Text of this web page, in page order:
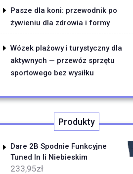
Pasze dla koni: przewodnik po
żywieniu dla zdrowia i formy
Wózek plażowy i turystyczny dla
aktywnych — przewóz sprzętu
sportowego bez wysiłku
Produkty
Dare 2B Spodnie Funkcyjne
Tuned In Ii Niebieskim
233,95zł